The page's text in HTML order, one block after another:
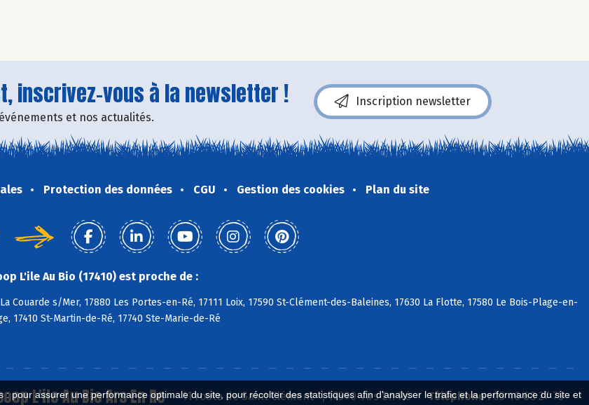
pour assurer une performance optimale du site, pour récolter des statistiques afin d'analyser le trafic et la performance du site et
inscrivez-vous à la newsletter !
et nos actualités.
Inscription newsletter
Protection des données CGU Gestion des cookies Plan du site
L'ile Au Bio (17410) est proche de :
Couarde s/Mer, 17880 Les Portes-en-Ré, 17111 Loix, 17590 St-Clément-des-Baleines, 17630 La Flotte, 17580 Le Bois-Plage-en-
17410 St-Martin-de-Ré, 17740 Ste-Marie-de-Ré
L'ile Au Bio Ars En Re 11 route de Saint Clément , 17590 Ars En Ré Téléphone :05 46 68 27 75